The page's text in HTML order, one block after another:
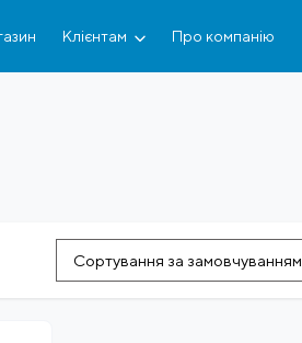
Клієнтам Про компанію
Сортування за замовчуванням